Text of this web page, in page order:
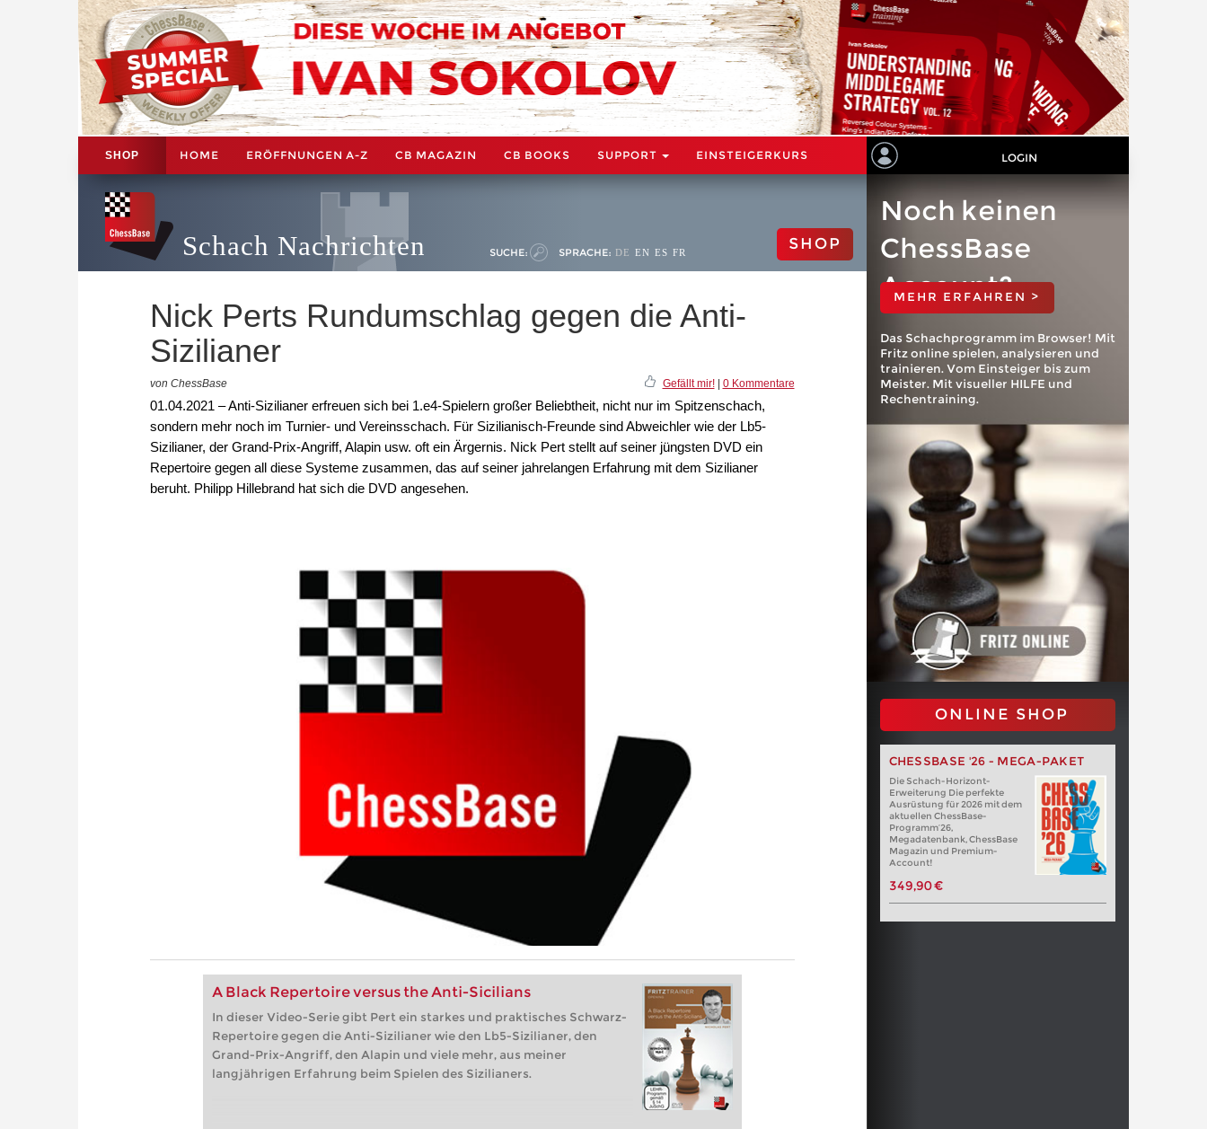
SHOP HOME ERÖFFNUNGEN A-Z CB MAGAZIN CB BOOKS SUPPORT EINSTEIGERKURS LOGIN
Schach Nachrichten SUCHE: SPRACHE: DE EN ES FR SHOP
Nick Perts Rundumschlag gegen die Anti-
Sizilianer
von ChessBase Gefällt mir!| 0 Kommentare
01.04.2021 – Anti-Sizilianer erfreuen sich bei 1.e4-Spielern großer Beliebtheit, nicht nur im Spitzenschach,
sondern mehr noch im Turnier- und Vereinsschach. Für Sizilianisch-Freunde sind Abweichler wie der Lb5-
Sizilianer, der Grand-Prix-Angriff, Alapin usw. oft ein Ärgernis. Nick Pert stellt auf seiner jüngsten DVD ein
Repertoire gegen all diese Systeme zusammen, das auf seiner jahrelangen Erfahrung mit dem Sizilianer
beruht. Philipp Hillebrand hat sich die DVD angesehen.
A Black Repertoire versus the Anti-Sicilians
In dieser Video-Serie gibt Pert ein starkes und praktisches Schwarz-
Repertoire gegen die Anti-Sizilianer wie den Lb5-Sizilianer, den
Grand-Prix-Angriff, den Alapin und viele mehr, aus meiner
langjährigen Erfahrung beim Spielen des Sizilianers.
Noch keinen
ChessBase
Account?
MEHR ERFAHREN >
Das Schachprogramm im Browser! Mit
Fritz online spielen, analysieren und
trainieren. Vom Einsteiger bis zum
Meister. Mit visueller HILFE und
Rechentraining.
ONLINE SHOP
CHESSBASE '26 - MEGA-PAKET
Die Schach-Horizont-
Erweiterung Die perfekte
Ausrüstung für 2026 mit dem
aktuellen ChessBase-
Programm’26,
Megadatenbank, ChessBase
Magazin und Premium-
Account!
349,90 €